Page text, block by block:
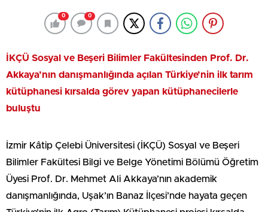
0 0
İKÇÜ Sosyal ve Beşeri Bilimler Fakültesinden Prof. Dr.
Akkaya’nın danışmanlığında açılan Türkiye’nin ilk tarım
kütüphanesi kırsalda görev yapan kütüphanecilerle
buluştu
İzmir Kâtip Çelebi Üniversitesi (İKÇÜ) Sosyal ve Beşeri
Bilimler Fakültesi Bilgi ve Belge Yönetimi Bölümü Öğretim
Üyesi Prof. Dr. Mehmet Ali Akkaya’nın akademik
danışmanlığında, Uşak’ın Banaz İlçesi’nde hayata geçen